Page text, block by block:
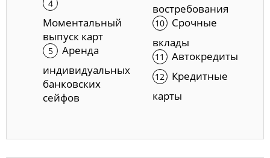
Моментальный
выпуск карт
Аренда
индивидуальных
банковских
сейфов
востребования
Срочные
вклады
Автокредиты
Кредитные
карты